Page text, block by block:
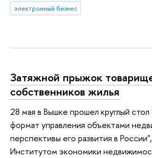
электронный бизнес
Затяжной прыжок
собственников жилья
28 мая в Вышке прошел круглый
формат управления объектами
перспективы его развития в
Институтом экономики